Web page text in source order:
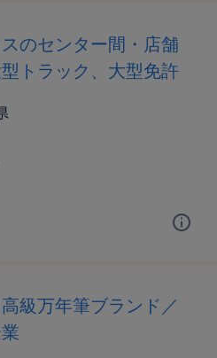
のセンター間・店舗
トラック、大型免許
級万年筆ブランド／